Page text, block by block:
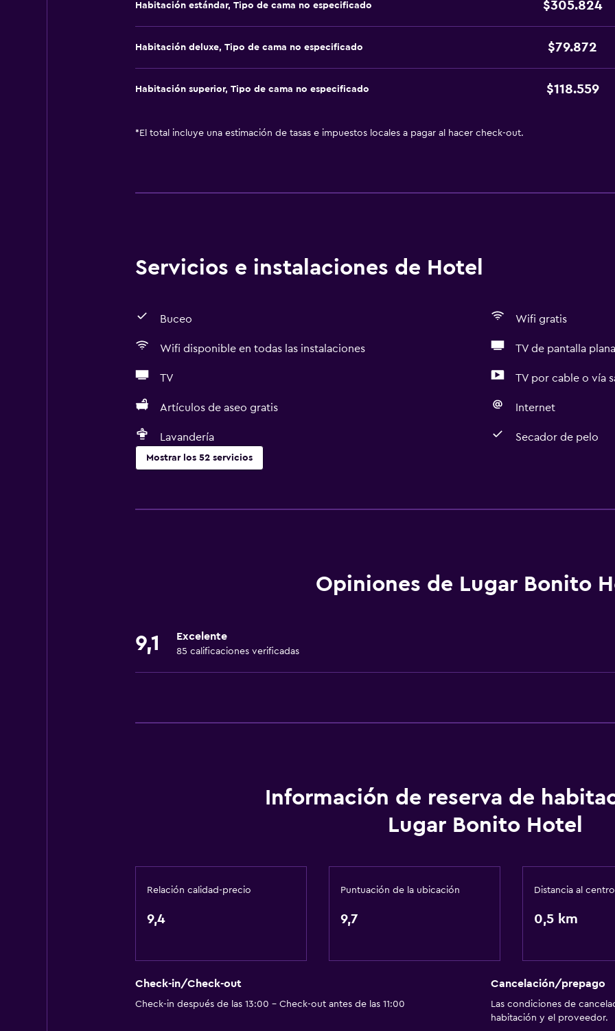
Habitación estándar, Tipo de cama no especificado $305.824
Habitación deluxe, Tipo de cama no especificado $79.872
Habitación superior, Tipo de cama no especificado $118.559
* El total incluye una estimación de tasas e impuestos locales a pagar al hacer check-out.
Servicios e instalaciones de Hotel
Buceo Wifi gratis
Wifi disponible en todas las instalaciones TV de pantalla plana
TV TV por cable o vía
Artículos de aseo gratis Internet
Lavandería Secador de pelo
Mostrar los 52 servicios
Wifi gratis
Artículos de aseo gratis
Ducha
Áreas designadas para fumadores
Servicios y facilidades
Servicio de despertador
Botella de agua
Salud y seguridad
Limpieza diaria
Actividades
Acceso a la playa
Opiniones de Lugar Bonito
9,1 Excelente
85 calificaciones verificadas
Información de reserva de
Lugar Bonito Hotel
Relación calidad-precio
9,4
Puntuación de la ubicación
9,7
Distancia al centro
0,5 km
Check-in/Check-out
Check-in después de las 13:00 - Check-out antes de las 11:00
Cancelación/prepago
Las condiciones de
habitación y el proveedor.